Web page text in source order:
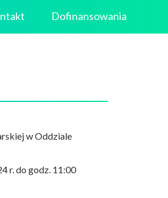
Dofinansowania
w Oddziale
r. do godz. 11:00